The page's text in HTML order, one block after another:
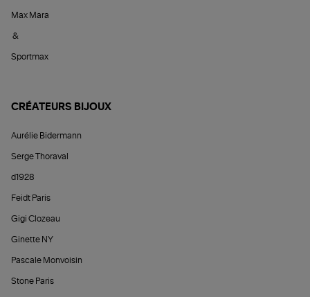
Max Mara
&
Sportmax
CRÉATEURS BIJOUX
Aurélie Bidermann
Serge Thoraval
d1928
Feidt Paris
Gigi Clozeau
Ginette NY
Pascale Monvoisin
Stone Paris